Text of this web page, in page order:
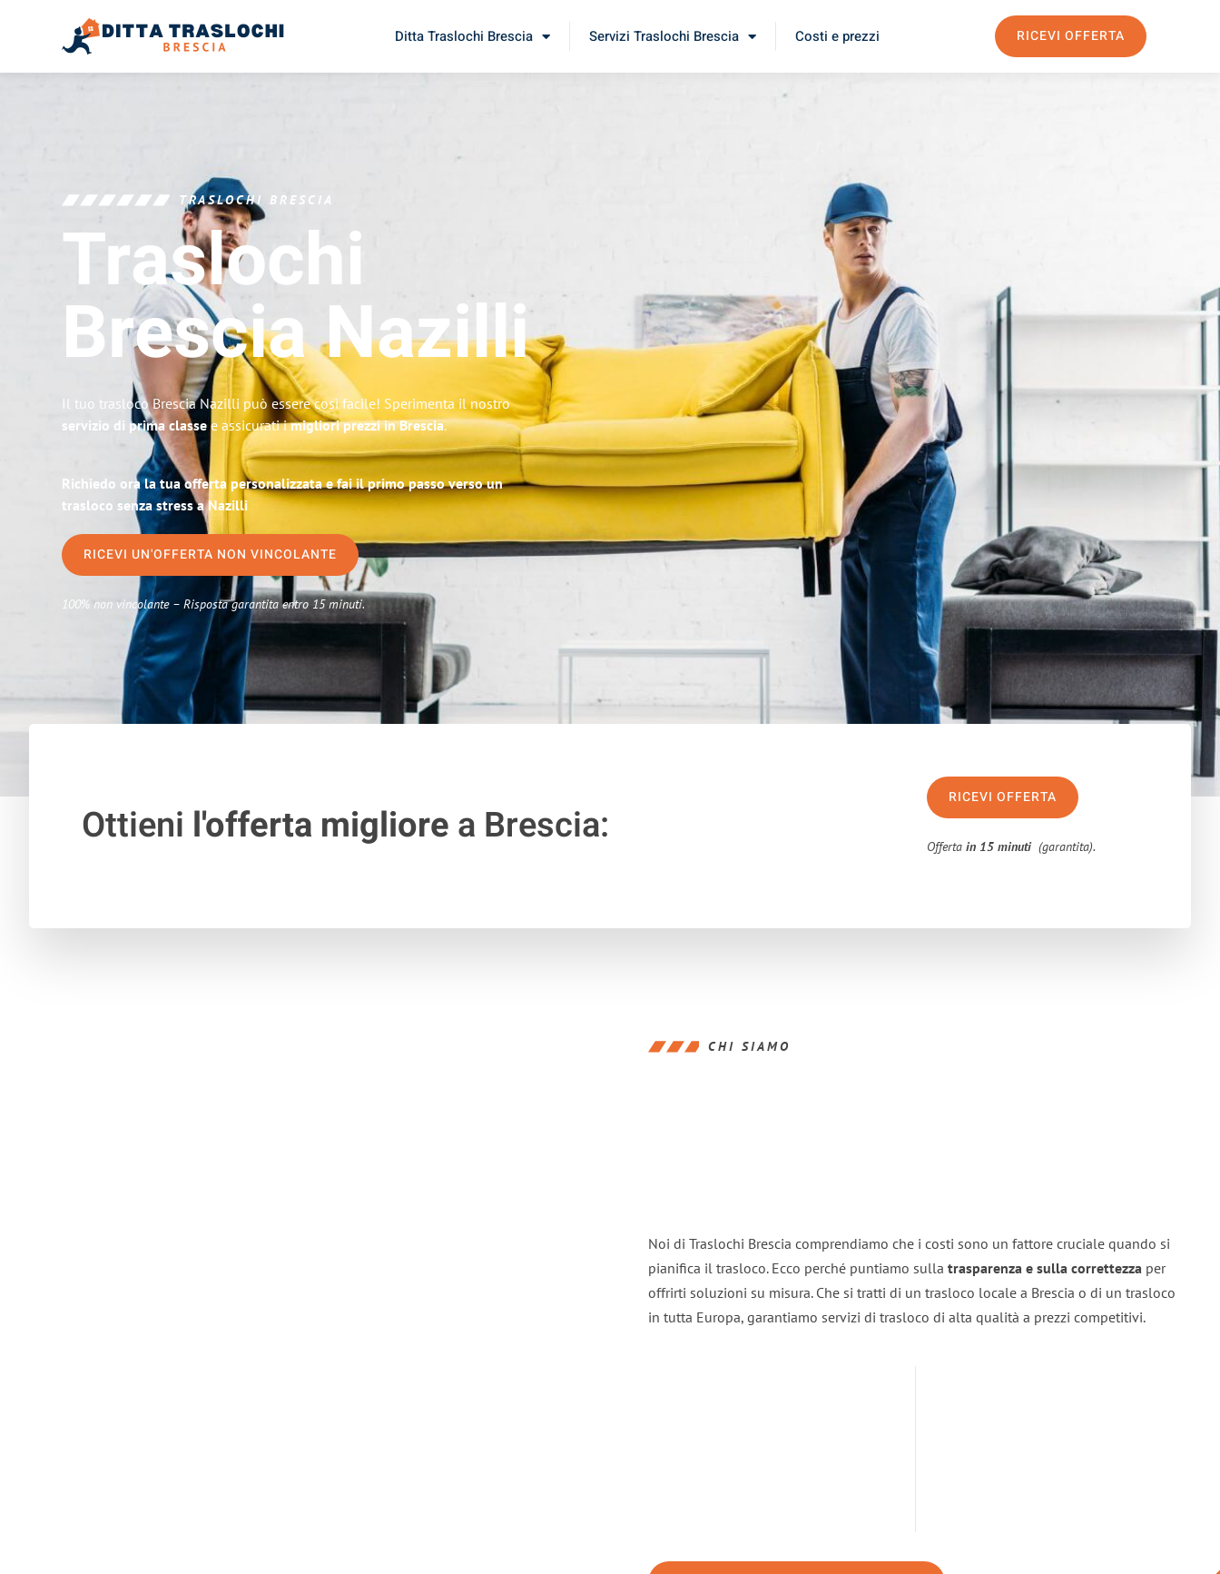
Ditta Traslochi Brescia Servizi Traslochi Brescia Costi e prezzi RICEVI OFFERTA
TRASLOCHI BRESCIA
Traslochi
BresciaNazilli
Il tuo trasloco Brescia Nazilli può essere così facile! Sperimenta il nostro
servizio di prima classee assicurati imigliori prezzi in Brescia.
Richiedo ora la tua offerta personalizzata e fai il primo passo verso un
trasloco senza stress a Nazilli
RICEVI UN'OFFERTA NON VINCOLANTE
100% non vincolante – Risposta garantita entro 15 minuti.
Ottieni l'offerta migliorea Brescia:
RICEVI OFFERTA
Offertain 15 minuti (garantita).
CHI SIAMO
Noi di Traslochi Brescia comprendiamo che i costi sono un fattore cruciale quando si
pianifica il trasloco. Ecco perché puntiamo sulla trasparenza e sulla correttezza per
offrirti soluzioni su misura. Che si tratti di un trasloco locale a Brescia o di un trasloco
in tutta Europa, garantiamo servizi di trasloco di alta qualità a prezzi competitivi.